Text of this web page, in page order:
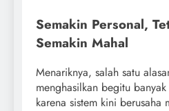
Semakin Personal,
Semakin Mahal
Menariknya, salah satu
menghasilkan begitu
karena sistem kini berusaha